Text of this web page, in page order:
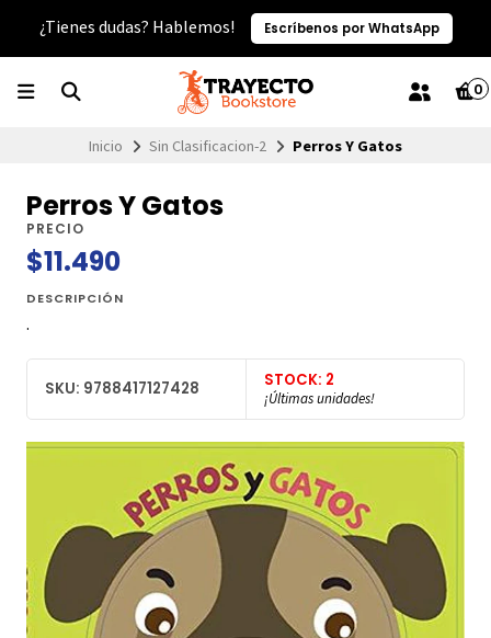
¿Tienes dudas? Hablemos! Escríbenos por WhatsApp
0
Inicio Sin Clasificacion-2 Perros Y Gatos
Perros Y Gatos
PRECIO
$11.490
DESCRIPCIÓN
.
SKU: 9788417127428 STOCK: 2
¡Últimas unidades!